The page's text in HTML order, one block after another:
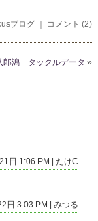
ブログ コメント (2)
郎潟 タックルデータ »
日 1:06 PM | たけC
日 3:03 PM | みつる